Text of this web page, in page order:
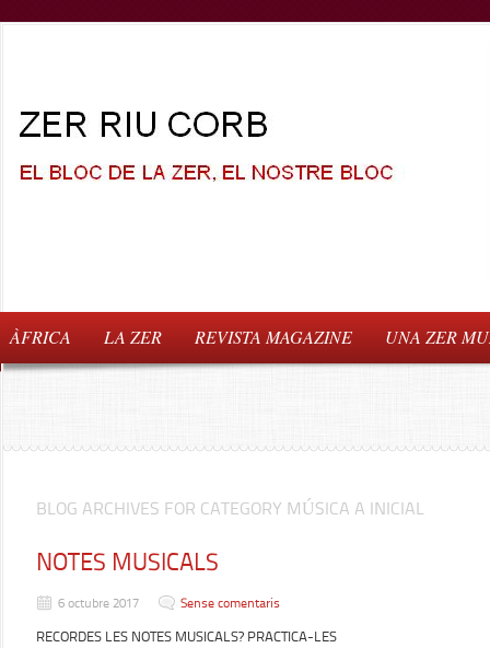
ÀFRICA LA ZER REVISTA MAGAZINE UNA ZER
BLOG ARCHIVES FOR CATEGORY MÚSICA A INICIAL
NOTES MUSICALS
6 octubre 2017 Sense comentaris
RECORDES LES NOTES MUSICALS? PRACTICA-LES